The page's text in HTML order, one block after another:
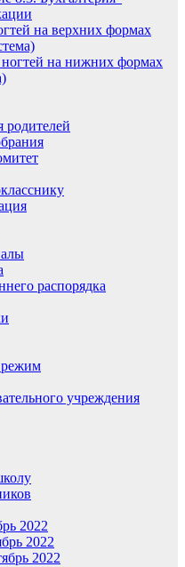
на верхних формах
на нижних формах
распорядка
учреждения
2022
2022
2022